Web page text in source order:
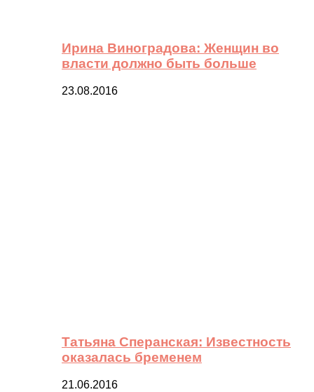
Ирина Виноградова: Женщин во
власти должно быть больше
23.08.2016
Татьяна Сперанская: Известность
оказалась бременем
21.06.2016